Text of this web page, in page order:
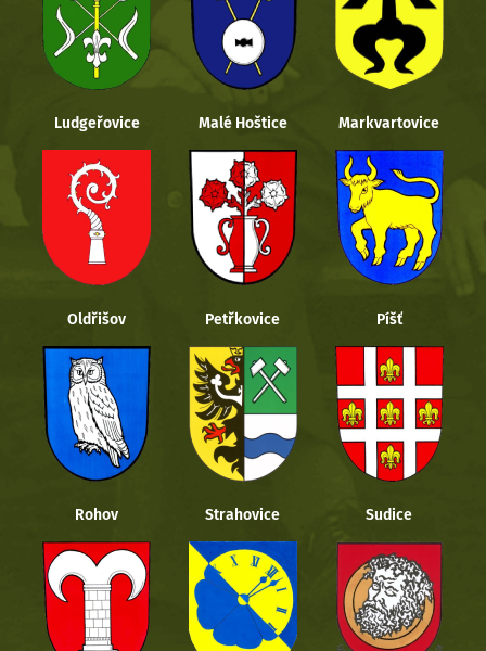
Ludgeřovice Malé Hoštice Markvartovice
Oldřišov Petřkovice Píšť
Rohov Strahovice Sudice